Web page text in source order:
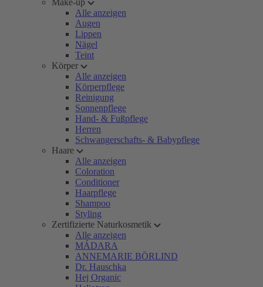
Make-up
Alle anzeigen
Augen
Lippen
Nägel
Teint
Körper
Alle anzeigen
Körperpflege
Reinigung
Sonnenpflege
Hand- & Fußpflege
Herren
Schwangerschafts- & Babypflege
Haare
Alle anzeigen
Coloration
Conditioner
Haarpflege
Shampoo
Styling
Zertifizierte Naturkosmetik
Alle anzeigen
MÁDARA
ANNEMARIE BÖRLIND
Dr. Hauschka
Hej Organic